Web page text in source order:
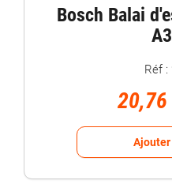
Bosch Balai
Réf :
20,76